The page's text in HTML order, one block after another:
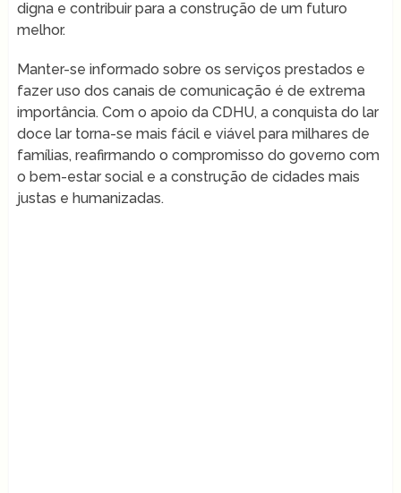
digna e contribuir para a construção de um futuro
melhor.
Manter-se informado sobre os serviços prestados e
fazer uso dos canais de comunicação é de extrema
importância. Com o apoio da CDHU, a conquista do lar
doce lar torna-se mais fácil e viável para milhares de
famílias, reafirmando o compromisso do governo com
o bem-estar social e a construção de cidades mais
justas e humanizadas.